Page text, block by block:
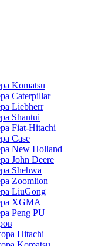
Komatsu
Caterpillar
Liebherr
Shantui
Fiat-Hitachi
Case
New Holland
John Deere
Shehwa
Zoomlion
LiuGong
XGMA
Peng PU
Hitachi